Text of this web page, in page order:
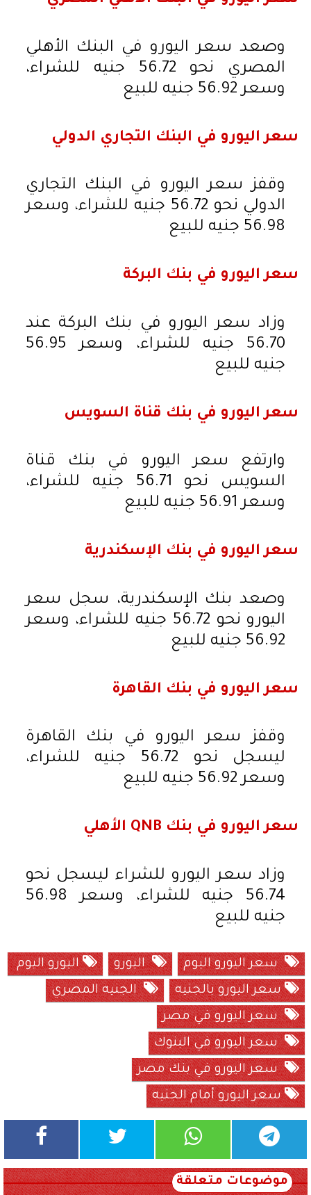
وصعد سعر اليورو في البنك الأهلي
المصري نحو 56.72 جنيه للشراء،
وسعر 56.92 جنيه للبيع
سعر اليورو في البنك التجاري الدولي
وقفز سعر اليورو في البنك التجاري
الدولي نحو 56.72 جنيه للشراء، وسعر
56.98 جنيه للبيع
سعر اليورو في بنك البركة
وزاد سعر اليورو في بنك البركة عند
56.70 جنيه للشراء، وسعر 56.95
جنيه للبيع
سعر اليورو في بنك قناة السويس
وارتفع سعر اليورو في بنك قناة
السويس نحو 56.71 جنيه للشراء،
وسعر 56.91 جنيه للبيع
سعر اليورو في بنك الإسكندرية
وصعد بنك الإسكندرية، سجل سعر
اليورو نحو 56.72 جنيه للشراء، وسعر
56.92 جنيه للبيع
سعر اليورو في بنك القاهرة
وقفز سعر اليورو في بنك القاهرة
ليسجل نحو 56.72 جنيه للشراء،
وسعر 56.92 جنيه للبيع
سعر اليورو في بنك QNB الأهلي
وزاد سعر اليورو للشراء ليسجل نحو
56.74 جنيه للشراء، وسعر 56.98
جنيه للبيع
سعر اليورو اليوم اليورو
اليورو اليوم
سعر اليورو بالجنيه
الجنيه المصري
سعر اليورو في مصر
سعر اليورو في البنوك
سعر اليورو في بنك مصر
سعر اليورو أمام الجنيه
موضوعات متعلقة